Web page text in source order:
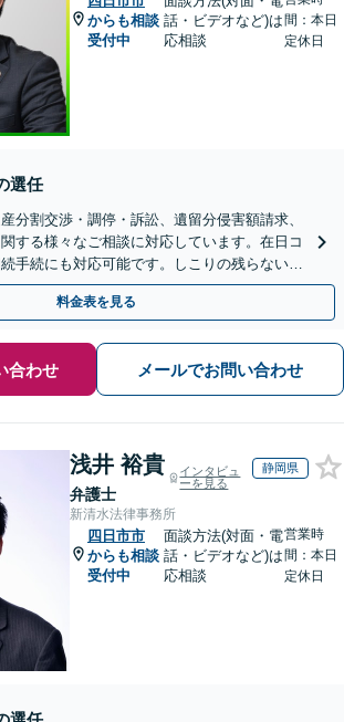
からも相談
受付中
話・ビデオなど)は
応相談
間：本日
定休日
選任
分割交渉・調停・訴訟、遺留分侵害額請求、
する様々なご相談に対応しています。在日コ
手続にも対応可能です。しこりの残らない解
。
料金表を見る
合わせ メールでお問い合わせ
浅井 裕貴
弁護士
インタビュ
ーを見る
静岡県
新清水法律事務所
四日市市
からも相談
受付中
面談方法(対面・電
話・ビデオなど)は
応相談
営業時
間：本日
定休日